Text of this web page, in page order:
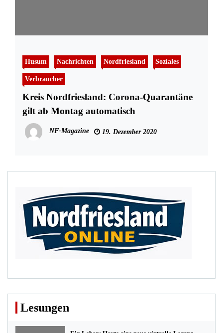
Husum Nachrichten Nordfriesland Soziales
Verbraucher
Kreis Nordfriesland: Corona-Quarantäne
gilt ab Montag automatisch
NF-Magazine 19. Dezember 2020
Lesungen